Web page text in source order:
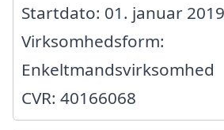
Startdato: 01. januar
Virksomhedsform:
Enkeltmandsvirksomhed
CVR: 40166068